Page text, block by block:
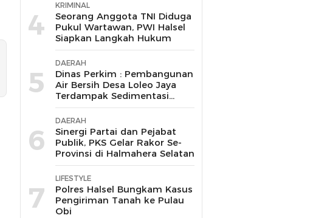
4
KRIMINAL
Seorang Anggota TNI Diduga
Pukul Wartawan, PWI Halsel
Siapkan Langkah Hukum
5
DAERAH
Dinas Perkim : Pembangunan
Air Bersih Desa Loleo Jaya
Terdampak Sedimentasi
Suda Diperbaiki
6
DAERAH
Sinergi Partai dan Pejabat
Publik, PKS Gelar Rakor Se-
Provinsi di Halmahera Selatan
7
LIFESTYLE
Polres Halsel Bungkam Kasus
Pengiriman Tanah ke Pulau
Obi